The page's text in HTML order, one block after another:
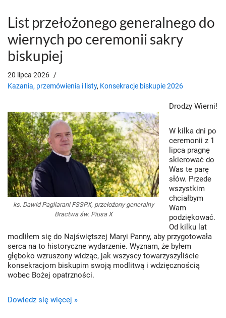
List przełożonego generalnego do
wiernych po ceremonii sakry
biskupiej
20 lipca 2026
Kazania, przemówienia i listy, Konsekracje biskupie 2026
ks. Dawid Pagliarani FSSPX, przełożony generalny
Bractwa św. Piusa X
Drodzy Wierni!
W kilka dni po
ceremonii z 1
lipca pragnę
skierować do
Was te parę
słów. Przede
wszystkim
chciałbym
Wam
podziękować.
Od kilku lat
modliłem się do Najświętszej Maryi Panny, aby przygotowała
serca na to historyczne wydarzenie. Wyznam, że byłem
głęboko wzruszony widząc, jak wszyscy towarzyszyliście
konsekracjom biskupim swoją modlitwą i wdzięcznością
wobec Bożej opatrzności.
Dowiedz się więcej »